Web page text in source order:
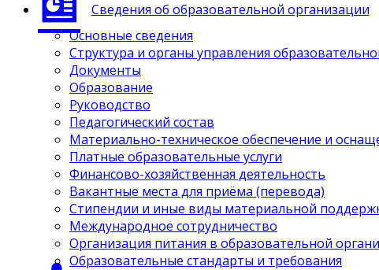
Сведения об образовательной организации
Основные сведения
Структура и органы управления
Документы
Образование
Руководство
Педагогический состав
Материально-техническое обеспечение и
Платные образовательные услуги
Финансово-хозяйственная деятельность
Вакантные места для приёма (перевода)
Стипендии и иные виды материальной
Международное сотрудничество
Организация питания в образовательной
Образовательные стандарты и требования